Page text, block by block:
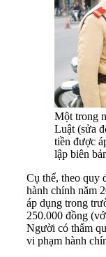
Một trong
Luật (sửa
tiền được
lập biên
Cụ thể, theo quy
hành chính năm
áp dụng trong
250.000 đồng
Người có thẩm
vi phạm hành